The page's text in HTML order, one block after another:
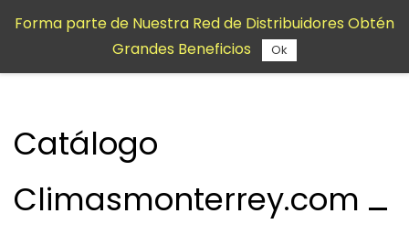
contenido
Catálogo
Climasmonterrey.com
Forma parte de Nuestra Red de Distribuidores Obtén
Grandes Beneficios
Ok